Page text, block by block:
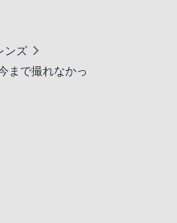
ンズ
まで撮れなかっ